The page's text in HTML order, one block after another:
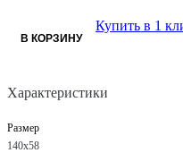
В КОРЗИНУ
Купить в 1
Характеристики
Размер
140х58